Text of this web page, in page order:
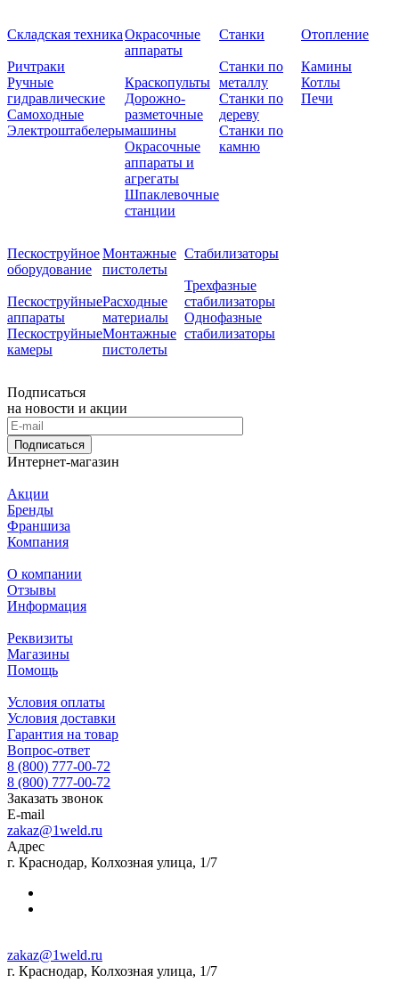
Складская техника
Ричтраки
Ручные
гидравлические
Самоходные
Электроштабелеры
Окрасочные
аппараты
Краскопульты
Дорожно-
разметочные
машины
Окрасочные
аппараты и
агрегаты
Шпаклевочные
станции
Станки
Станки по
металлу
Станки по
дереву
Станки по
камню
Отопление
Камины
Котлы
Печи
Пескоструйное
оборудование
Пескоструйные
аппараты
Пескоструйные
камеры
Монтажные
пистолеты
Расходные
материалы
Монтажные
пистолеты
Стабилизаторы
Трехфазные
стабилизаторы
Однофазные
стабилизаторы
Подписаться
на новости и акции
Подписаться
Интернет-магазин
Акции
Бренды
Франшиза
Компания
О компании
Отзывы
Информация
Реквизиты
Магазины
Помощь
Условия оплаты
Условия доставки
Гарантия на товар
Вопрос-ответ
8 (800) 777-00-72
8 (800) 777-00-72
Заказать звонок
E-mail
zakaz@1weld.ru
Адрес
г. Краснодар, Колхозная улица, 1/7
zakaz@1weld.ru
г. Краснодар, Колхозная улица, 1/7